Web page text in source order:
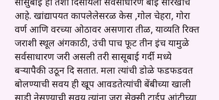
सासुबाई ही तशी दिसायला सर्वसाधारण बाई सारखीच
आहे. खांद्यापर्यंत कापलेलेसरळ केस ,गोल चेहरा, गोरा
वर्ण आणि वरच्या ओठावर असणारा तीळ, याव्यति रिक्त
जराशी स्थूल अंगकाठी, उंची पाच फूट तीन इंच यामुळे
सर्वसाधारण जरी असली तरी सासूबाई गर्दी मध्ये
बऱ्यापैकी उठून दि सतात. मला त्यांची डोळे फडफडवत
बोलण्याची सवय ही खूप आवडतेत्यांची बेंबीच्या खाली